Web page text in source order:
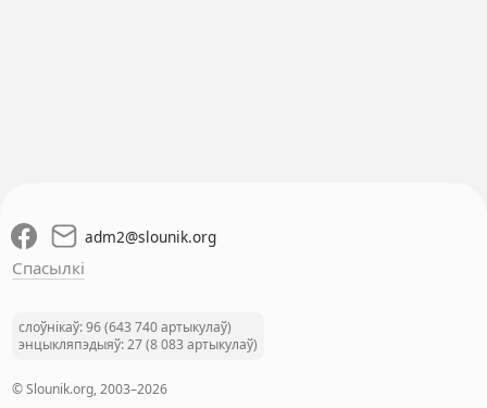
adm2@slounik.org
Спасылкі
слоўнікаў: 96 (643 740 артыкулаў)
энцыкляпэдыяў: 27 (8 083 артыкулаў)
© Slounik.org, 2003–2026